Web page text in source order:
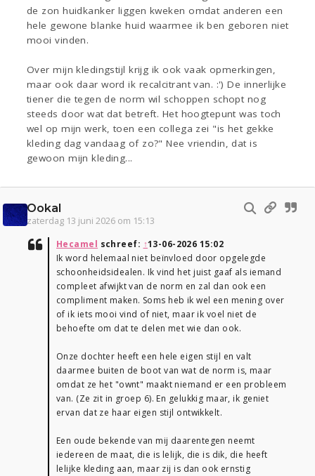
de zon huidkanker liggen kweken omdat anderen een
hele gewone blanke huid waarmee ik ben geboren niet
mooi vinden.
Over mijn kledingstijl krijg ik ook vaak opmerkingen,
maar ook daar word ik recalcitrant van. :') De innerlijke
tiener die tegen de norm wil schoppen schopt nog
steeds door wat dat betreft. Het hoogtepunt was toch
wel op mijn werk, toen een collega zei "is het gekke
kleding dag vandaag of zo?" Nee vriendin, dat is
gewoon mijn kleding...
Ookal
zaterdag 13 juni 2026 om 15:13
Hecamel schreef: ↑13-06-2026 15:02
Ik word helemaal niet beïnvloed door opgelegde
schoonheidsidealen. Ik vind het juist gaaf als iemand
compleet afwijkt van de norm en zal dan ook een
compliment maken. Soms heb ik wel een mening over
of ik iets mooi vind of niet, maar ik voel niet de
behoefte om dat te delen met wie dan ook.
Onze dochter heeft een hele eigen stijl en valt
daarmee buiten de boot van wat de norm is, maar
omdat ze het "ownt" maakt niemand er een probleem
van. (Ze zit in groep 6). En gelukkig maar, ik geniet
ervan dat ze haar eigen stijl ontwikkelt.
Een oude bekende van mij daarentegen neemt
iedereen de maat, die is lelijk, die is dik, die heeft
lelijke kleding aan, maar zij is dan ook ernstig